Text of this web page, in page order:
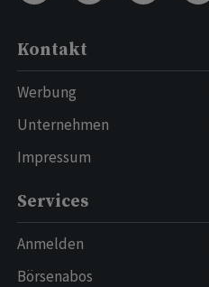
Kontakt
Werbung
Unternehmen
Impressum
Services
Anmelden
Börsenabos